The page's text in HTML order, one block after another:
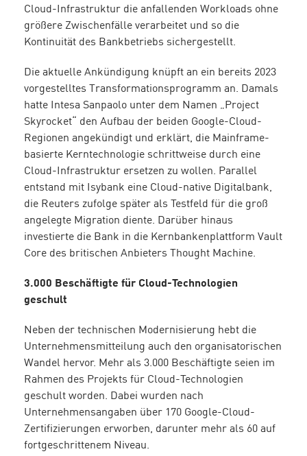
Cloud-Infrastruktur die anfallenden Workloads ohne
größere Zwischenfälle verarbeitet und so die
Kontinuität des Bankbetriebs sichergestellt.
Die aktuelle Ankündigung knüpft an ein bereits 2023
vorgestelltes Transformationsprogramm an. Damals
hatte Intesa Sanpaolo unter dem Namen „Project
Skyrocket“ den Aufbau der beiden Google-Cloud-
Regionen angekündigt und erklärt, die Mainframe-
basierte Kerntechnologie schrittweise durch eine
Cloud-Infrastruktur ersetzen zu wollen. Parallel
entstand mit Isybank eine Cloud-native Digitalbank,
die Reuters zufolge später als Testfeld für die groß
angelegte Migration diente. Darüber hinaus
investierte die Bank in die Kernbankenplattform Vault
Core des britischen Anbieters Thought Machine.
3.000 Beschäftigte für Cloud-Technologien
geschult
Neben der technischen Modernisierung hebt die
Unternehmensmitteilung auch den organisatorischen
Wandel hervor. Mehr als 3.000 Beschäftigte seien im
Rahmen des Projekts für Cloud-Technologien
geschult worden. Dabei wurden nach
Unternehmensangaben über 170 Google-Cloud-
Zertifizierungen erworben, darunter mehr als 60 auf
fortgeschrittenem Niveau.